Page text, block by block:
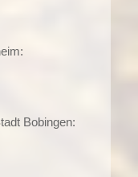
Bobingen: